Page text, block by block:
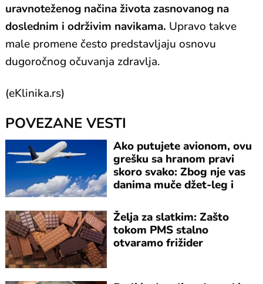
uravnoteženog načina života zasnovanog na
doslednim i održivim navikama. Upravo takve
male promene često predstavljaju osnovu
dugoročnog očuvanja zdravlja.
(eKlinika.rs)
POVEZANE VESTI
Ako putujete avionom, ovu
grešku sa hranom pravi
skoro svako: Zbog nje vas
danima muče džet-leg i
Želja za slatkim: Zašto
tokom PMS stalno
otvaramo frižider